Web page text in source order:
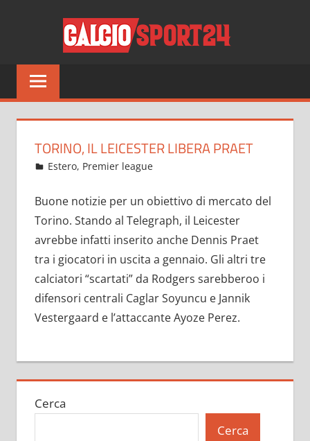
Tutto
sul
del
TORINO, IL LEICESTER LIBERA PRAET
Dicembre 29, 2022
admin
Estero, Premier league
Buone notizie per un obiettivo di mercato del
Torino. Stando al Telegraph, il Leicester
avrebbe infatti inserito anche Dennis Praet
tra i giocatori in uscita a gennaio. Gli altri tre
calciatori “scartati” da Rodgers sarebberoo i
difensori centrali Caglar Soyuncu e Jannik
Vestergaard e l’attaccante Ayoze Perez.
Cerca
Cerca